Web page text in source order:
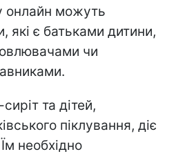
онлайн можуть
які є батьками дитини,
чи
та дітей,
піклування, діє
необхідно